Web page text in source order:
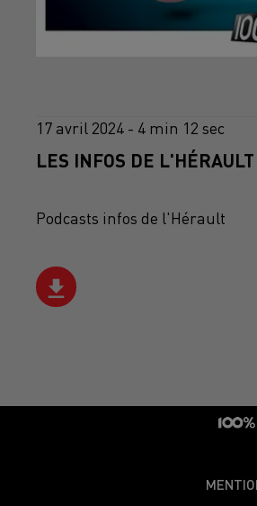
17 avril 2024 - 4 min 12 sec
LES INFOS DE
Podcasts infos de l'Hérault